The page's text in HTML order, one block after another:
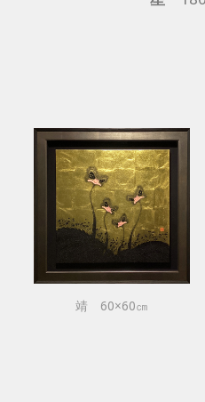
靖 60×60㎝